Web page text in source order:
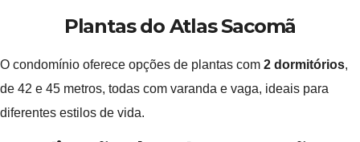
Plantas do Atlas Sacomã
O condomínio oferece opções de plantas com 2 dormitórios,
de 42 e 45 metros, todas com varanda e vaga, ideais para
diferentes estilos de vida.